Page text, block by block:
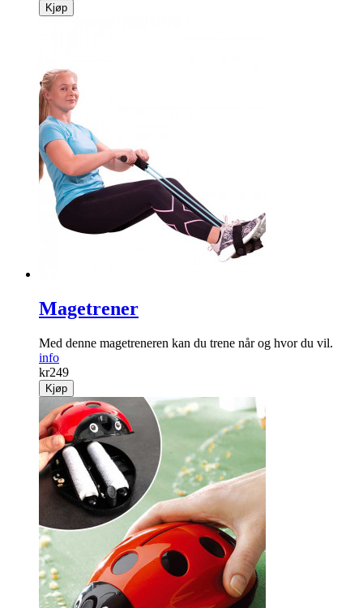
Kjøp
Magetrener
Med denne magetreneren kan du trene når og hvor du vil.
info
kr249
Kjøp